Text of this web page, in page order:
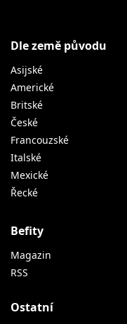
Dle země původu
Asijské
Americké
Britské
České
Francouzské
Italské
Mexické
Řecké
Befity
Magazin
RSS
Ostatní